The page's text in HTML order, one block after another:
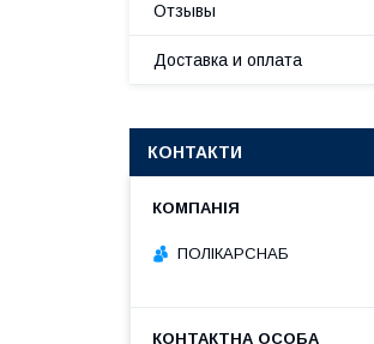
Отзывы
Доставка и оплата
КОНТАКТИ
ПОЛІКАРСНАБ